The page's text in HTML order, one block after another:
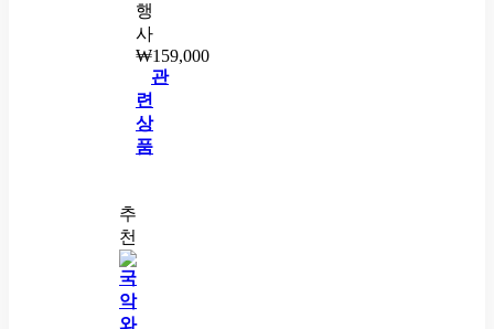
행
사
₩159,000
관
련
상
품